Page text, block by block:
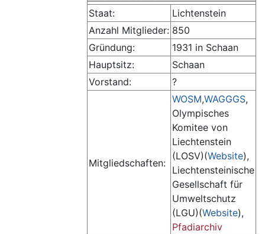
Staat:
Lichtenstein
Anzahl Mitglieder: 850
Gründung:
1931 in Schaan
Hauptsitz:
Schaan
Vorstand:
?
Mitgliedschaften:
WOSM,WAGGGS,
Olympisches
Komitee von
Liechtenstein
(LOSV)(Website),
Liechtensteinische
Gesellschaft für
Umweltschutz
(LGU)(Website),
Pfadiarchiv